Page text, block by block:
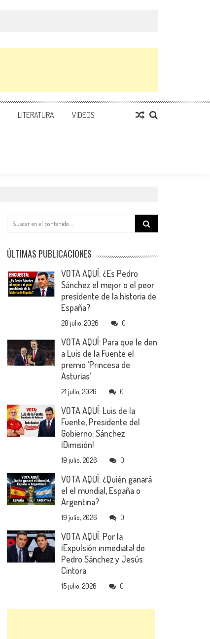
LITERATURA VIDEOS
Search
for:
ÚLTIMAS PUBLICACIONES
VOTA AQUÍ: ¿Es Pedro
Sánchez el mejor o el peor
presidente de la historia de
España?
28 julio, 2026 0
VOTA AQUÍ: Para que le den
a Luis de la Fuente el
premio ‘Princesa de
Asturias’
21 julio, 2026 0
VOTA AQUÍ: Luis de la
Fuente, Presidente del
Gobierno; Sánchez
¡Dimisión!
19 julio, 2026 0
VOTA AQUÍ: ¿Quién ganará
el el mundial, España o
Argentina?
19 julio, 2026 0
VOTA AQUÍ: Por la
¡Expulsión inmediata! de
Pedro Sánchez y Jesús
Cintora
15 julio, 2026 0